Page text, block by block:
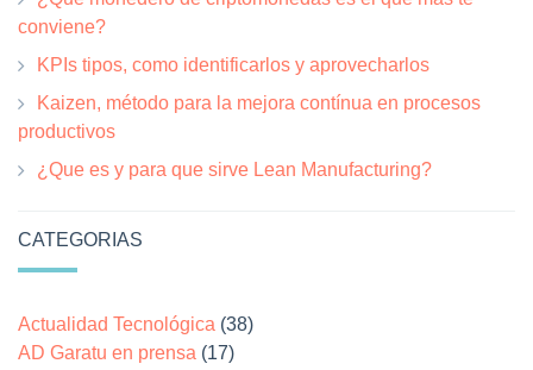
conviene?
KPIs tipos, como identificarlos y aprovecharlos
Kaizen, método para la mejora contínua en procesos
productivos
¿Que es y para que sirve Lean Manufacturing?
CATEGORIAS
Actualidad Tecnológica (38)
AD Garatu en prensa (17)